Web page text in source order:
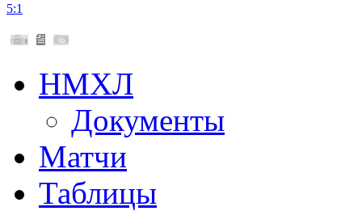
5:1
НМХЛ
Документы
Матчи
Таблицы